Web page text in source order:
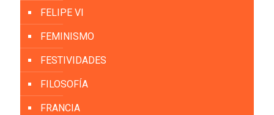
FELIPE VI
FEMINISMO
FESTIVIDADES
FILOSOFÍA
FRANCIA